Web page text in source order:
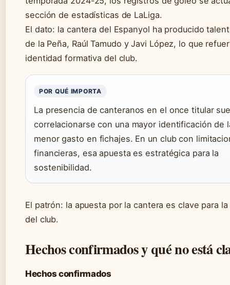
sección de estadísticas de LaLiga.
El dato: la cantera del Espanyol ha producido
de la Peña, Raúl Tamudo y Javi López, lo que
identidad formativa del club.
POR QUÉ IMPORTA
La presencia de canteranos en el once titular
correlacionarse con una mayor identificación de
menor gasto en fichajes. En un club con
financieras, esa apuesta es estratégica para la
sostenibilidad.
El patrón: la apuesta por la cantera es clave para
del club.
Hechos confirmados y qué no está
Hechos confirmados